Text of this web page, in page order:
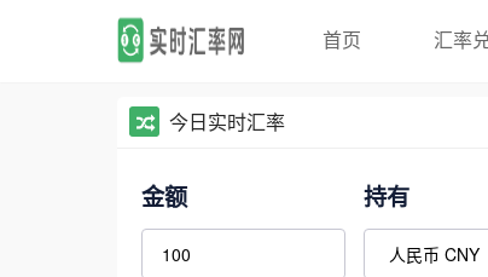
首页 汇率
今日实时汇率
金额 持有